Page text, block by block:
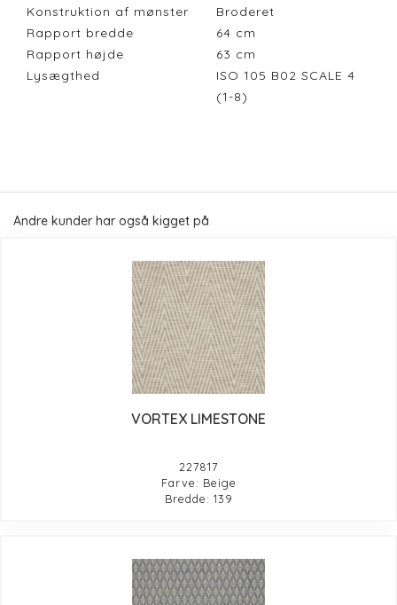
Konstruktion af mønster
Broderet
Rapport bredde
64 cm
Rapport højde
63 cm
Lysægthed
ISO 105 B02 SCALE 4
(1-8)
Andre kunder har også kigget på
VORTEX LIMESTONE
227817
Farve: Beige
Bredde: 139